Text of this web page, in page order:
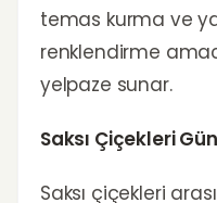
temas kurma ve
renklendirme
yelpaze sunar.
Saksı Çiçekleri
Saksı çiçekleri